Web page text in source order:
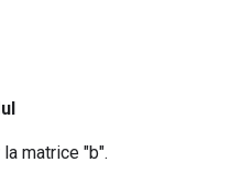
matrice "b".